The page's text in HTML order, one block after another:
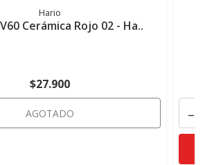
Hario
Cerámica Rojo 02 - Ha..
$27.900
AGOTADO -